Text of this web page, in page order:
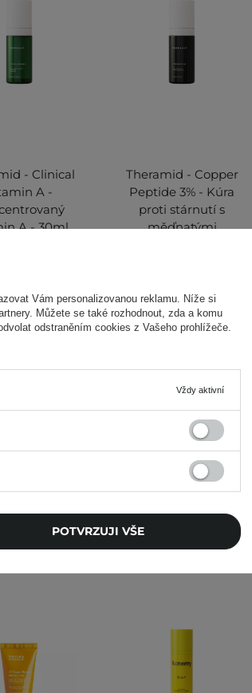
- Clinical
A -
A - 30ml
Kč
Theramid - Copper
Peptide 3% - Kúra
proti stárnutí s
měďnatými
Ostatní zákazníci také
Vám personalizovanou reklamu. Níže si
Můžete se také rozhodnout, zda a komu
odstraněním cookies z Vašeho prohlížeče.
Vždy aktivní
POTVRZUJI VŠE